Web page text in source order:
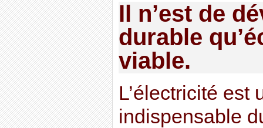
Il n’est de
durable
viable.
L’électricité est
indispensable